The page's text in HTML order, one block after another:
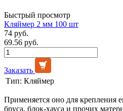
Быстрый просмотр
Кляймер 2 мм 100 шт
74 руб.
69.56 руб.
Заказать
Тип: Кляймер
Применяется оно для крепления
бруса, блок-хауса и прочих